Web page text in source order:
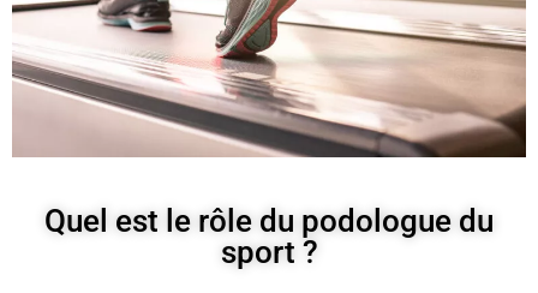
Quel est le rôle du podologue du
sport ?